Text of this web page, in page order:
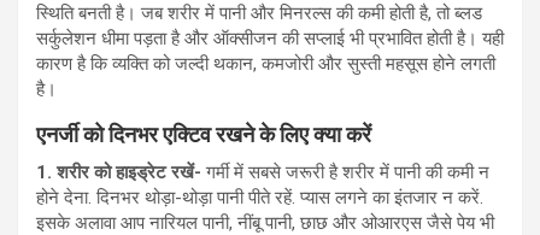
स्थिति बनती है। जब शरीर में पानी और मिनरल्स की कमी होती है, तो ब्लड
सर्कुलेशन धीमा पड़ता है और ऑक्सीजन की सप्लाई भी प्रभावित होती है। यही
कारण है कि व्यक्ति को जल्दी थकान, कमजोरी और सुस्ती महसूस होने लगती
है।
एनर्जी को दिनभर एक्टिव रखने के लिए क्या करें
1.शरीर को हाइड्रेट रखें- गर्मी में सबसे जरूरी है शरीर में पानी की कमी न
होने देना. दिनभर थोड़ा-थोड़ा पानी पीते रहें. प्यास लगने का इंतजार न करें.
इसके अलावा आप नारियल पानी, नींबू पानी, छाछ और ओआरएस जैसे पेय भी